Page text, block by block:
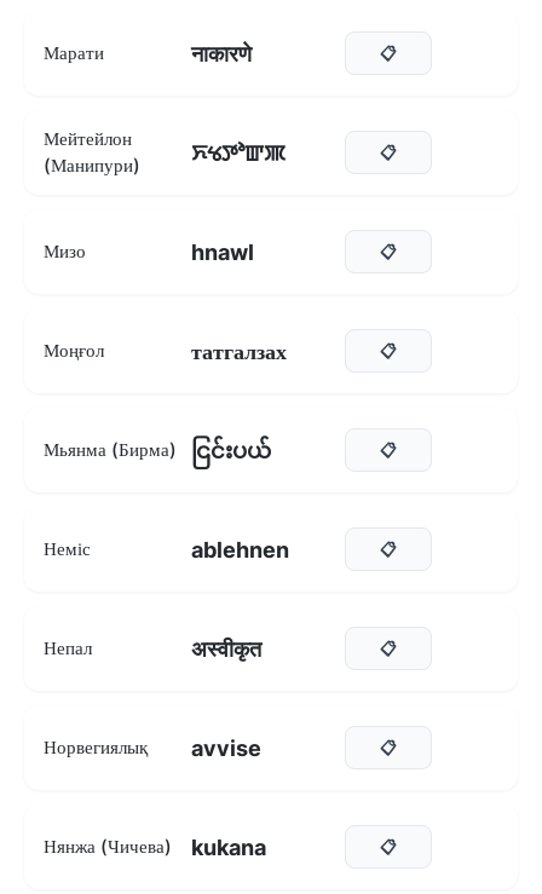
Марати नाकारणे 📋
Мейтейлон
(Манипури)
ꯈꯠꯇꯣꯛꯄ 📋
Мизо hnawl 📋
Моңғол татгалзах 📋
Мьянма (Бирма) ငြင်းပယ် 📋
Неміс ablehnen 📋
Непал अस्वीकृत 📋
Норвегиялық avvise 📋
Нянжа (Чичева) kukana 📋